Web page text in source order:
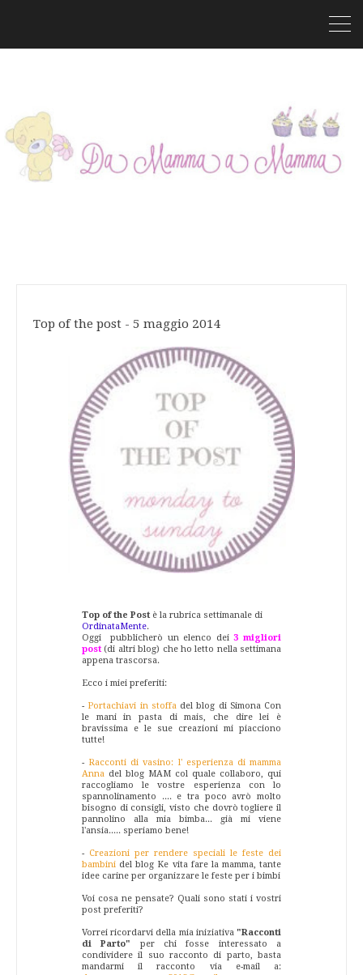
Top of the post - 5 maggio 2014
Top of the Postè la rubrica settimanale di
OrdinataMente.
Oggi pubblicherò un elenco dei3 migliori
post(di altri blog) che ho letto nella settimana
appena trascorsa.
Ecco i miei preferiti:
- Portachiavi in stoffadel blog di Simona Con
le mani in pasta di mais, che dire lei è
bravissima e le sue creazioni mi piacciono
tutte!
- Racconti di vasino: l' esperienza di mamma
Anna del blog MAM col quale collaboro, qui
raccogliamo le vostre esperienza con lo
spannolinamento .... e tra poco avrò molto
bisogno di consigli, visto che dovrò togliere il
pannolino alla mia bimba... già mi viene
l'ansia..... speriamo bene!
- Creazioni per rendere speciali le feste dei
bambini del blog Ke vita fare la mamma, tante
idee carine per organizzare le feste per i bimbi
Voi cosa ne pensate? Quali sono stati i vostri
post preferiti?
Vorrei ricordarvi della mia iniziativa "Racconti
di Parto"
per chi fosse interessato a
condividere il suo racconto di parto, basta
mandarmi il racconto via e-mail a: